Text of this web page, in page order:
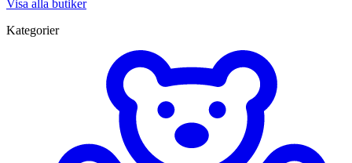
Visa alla butiker
Kategorier